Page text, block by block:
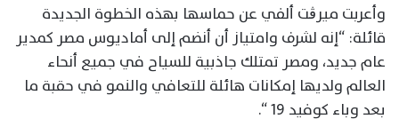
وأعربت ميرڨت ألفي عن حماسها بهذه الخطوة الجديدة
قائلة: “إنه لشرف وامتياز أن أنضم إلى أماديوس مصر كمدير
عام جديد، ومصر تمتلك جاذبية للسياح في جميع أنحاء
العالم ولديها إمكانات هائلة للتعافي والنمو في حقبة ما
بعد وباء كوفيد 19 “.